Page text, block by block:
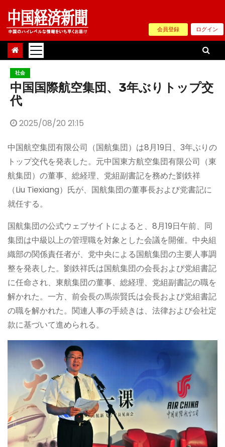
Skip
content
会員登録 ログイン
社会
中国国際航空集団、3年ぶりトップ交
代
2025/08/20 21:15
中国航空集団有限公司（国航集団）は8月19日、3年ぶりの
トップ交代を発表した。元中国東方航空集団有限公司（東
航集団）の董事、総経理、党組副書記を務めた劉鉄祥
（Liu Tiexiang）氏が、国航集団の董事長および党書記に
就任する。
国航集団の公式ウェブサイトによると、8月19日午前、同
集団は中級以上の管理職を対象とした会議を開催。中央組
織部の関係責任者が、党中央による国航集団の主要人事調
整を発表した。劉鉄祥氏は国航集団の会長および党組書記
に任命され、東航集団の董事、総経理、党組副書記の職を
解かれた。一方、前会長の馬崇賢氏は会長および党組書記
の職を解かれた。関連人事の手続きは、法律および会社定
款に基づいて進められる。